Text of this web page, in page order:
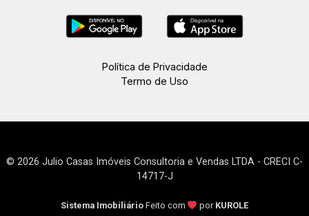
Política de Privacidade
Termo de Uso
© 2026 Julio Casas Imóveis Consultoria e Vendas LTDA - CRECI C-
14717-J
Sistema Imobiliário Feito com por KUROLE